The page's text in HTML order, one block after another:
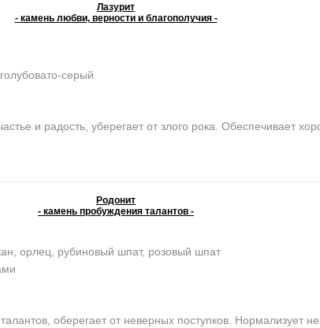
Лазурит
- камень любви, верности и благополучия -
серый
и радость, уберегает от злого рока. Обеспечивает
Родонит
- камень пробуждения талантов -
орлец, рубиновый шпат, розовый шпат
оберегает от неверных поступков. Нормализует